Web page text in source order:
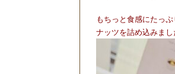
もちっと食感にたっぷ
ナッツを詰め込みまし